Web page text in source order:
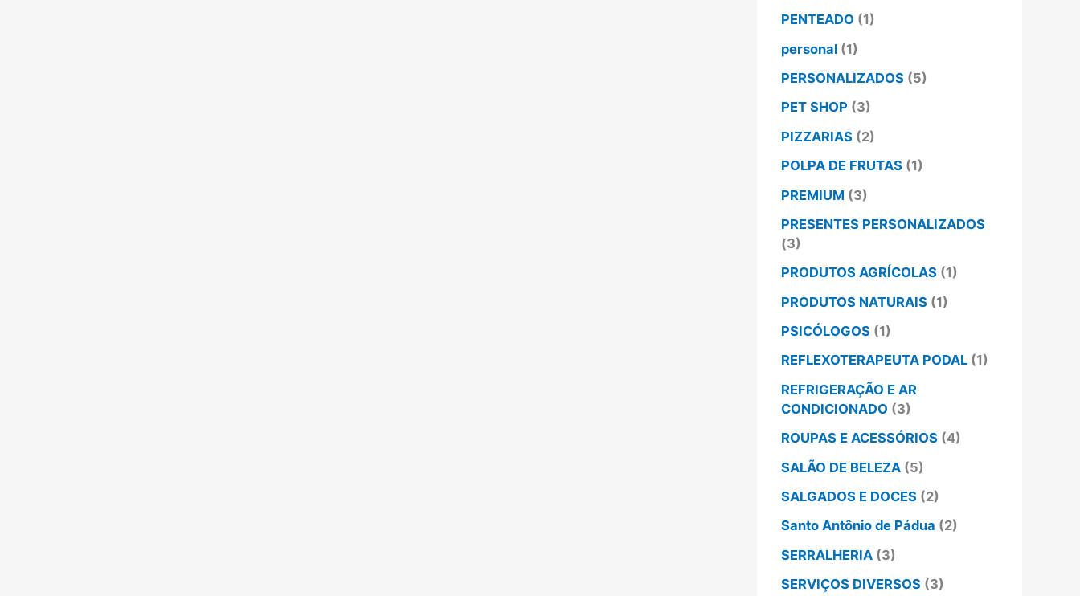
PENTEADO (1)
personal (1)
PERSONALIZADOS (5)
PET SHOP (3)
PIZZARIAS (2)
POLPA DE FRUTAS (1)
PREMIUM (3)
PRESENTES PERSONALIZADOS
(3)
PRODUTOS AGRÍCOLAS (1)
PRODUTOS NATURAIS (1)
PSICÓLOGOS (1)
REFLEXOTERAPEUTA PODAL (1)
REFRIGERAÇÃO E AR
CONDICIONADO (3)
ROUPAS E ACESSÓRIOS (4)
SALÃO DE BELEZA (5)
SALGADOS E DOCES (2)
Santo Antônio de Pádua (2)
SERRALHERIA (3)
SERVIÇOS DIVERSOS (3)